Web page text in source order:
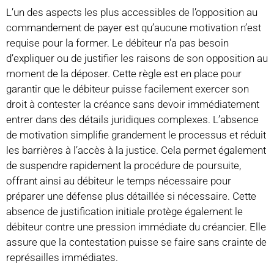
L’un des aspects les plus accessibles de l’opposition au
commandement de payer est qu’aucune motivation n’est
requise pour la former. Le débiteur n’a pas besoin
d’expliquer ou de justifier les raisons de son opposition au
moment de la déposer. Cette règle est en place pour
garantir que le débiteur puisse facilement exercer son
droit à contester la créance sans devoir immédiatement
entrer dans des détails juridiques complexes. L’absence
de motivation simplifie grandement le processus et réduit
les barrières à l’accès à la justice. Cela permet également
de suspendre rapidement la procédure de poursuite,
offrant ainsi au débiteur le temps nécessaire pour
préparer une défense plus détaillée si nécessaire. Cette
absence de justification initiale protège également le
débiteur contre une pression immédiate du créancier. Elle
assure que la contestation puisse se faire sans crainte de
représailles immédiates.